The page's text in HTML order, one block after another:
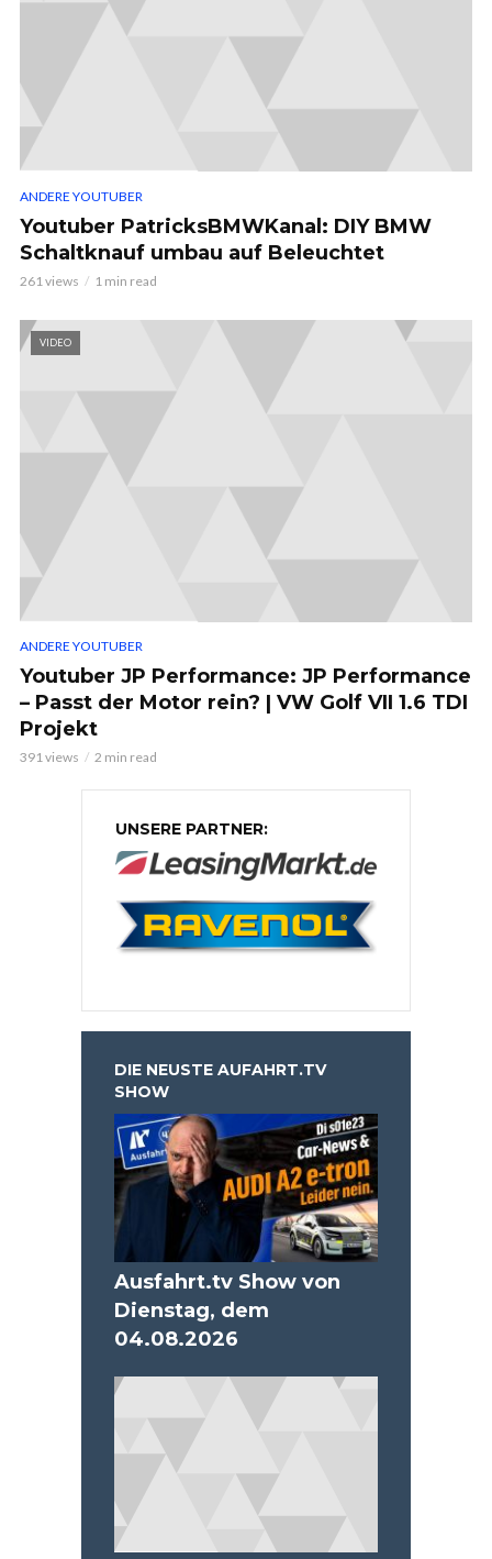
ANDERE YOUTUBER
Youtuber PatricksBMWKanal: DIY BMW
Schaltknauf umbau auf Beleuchtet
261 views 1 min read
VIDEO
ANDERE YOUTUBER
Youtuber JP Performance: JP Performance
– Passt der Motor rein? | VW Golf VII 1.6 TDI
Projekt
391 views 2 min read
UNSERE PARTNER:
DIE NEUSTE AUFAHRT.TV
SHOW
Ausfahrt.tv Show von
Dienstag, dem
04.08.2026